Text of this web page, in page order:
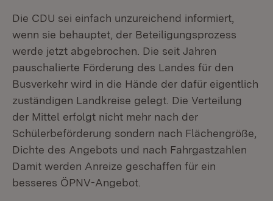
Die CDU sei einfach unzureichend informiert,
wenn sie behauptet, der Beteiligungsprozess
werde jetzt abgebrochen. Die seit Jahren
pauschalierte Förderung des Landes für den
Busverkehr wird in die Hände der dafür eigentlich
zuständigen Landkreise gelegt. Die Verteilung
der Mittel erfolgt nicht mehr nach der
Schülerbeförderung sondern nach Flächengröße,
Dichte des Angebots und nach Fahrgastzahlen
Damit werden Anreize geschaffen für ein
besseres ÖPNV-Angebot.